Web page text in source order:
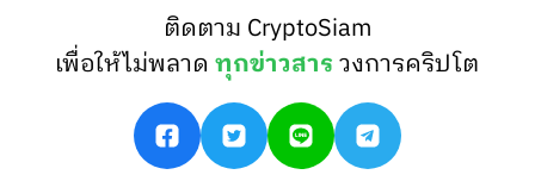
ติดตาม CryptoSiam
เพื่อให้ไม่พลาดทุกข่าวสารวงการคริปโต